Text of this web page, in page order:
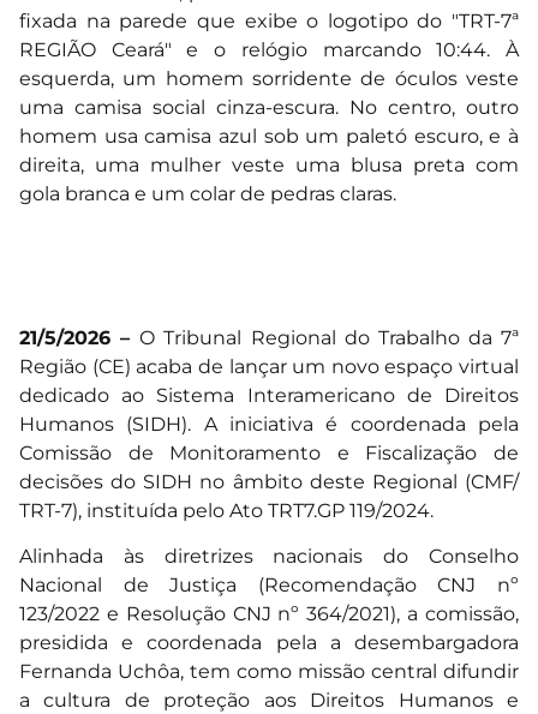
21/5/2026 –O Tribunal Regional do Trabalho da 7ª
Região (CE) acaba de lançar um novo espaço virtual
dedicado ao Sistema Interamericano de Direitos
Humanos (SIDH). A iniciativa é coordenada pela
Comissão de Monitoramento e Fiscalização de
decisões do SIDH no âmbito deste Regional (CMF/
TRT-7), instituída pelo Ato TRT7.GP 119/2024.
Alinhada às diretrizes nacionais do Conselho
Nacional de Justiça (Recomendação CNJ nº
123/2022 e Resolução CNJ nº 364/2021), a comissão,
presidida e coordenada pela a desembargadora
Fernanda Uchôa, tem como missão central difundir
a cultura de proteção aos Direitos Humanos e